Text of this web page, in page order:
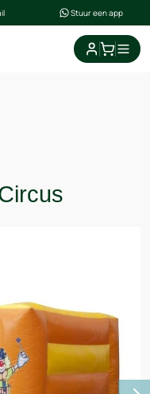
Stuur een app